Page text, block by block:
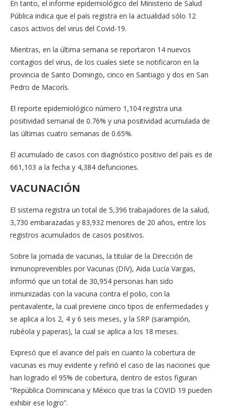
En tanto, el informe epidemiológico del Ministerio de Salud
Pública indica que el país registra en la actualidad sólo 12
casos activos del virus del Covid-19.
Mientras, en la última semana se reportaron 14 nuevos
contagios del virus, de los cuales siete se notificaron en la
provincia de Santo Domingo, cinco en Santiago y dos en San
Pedro de Macorís.
El reporte epidemiológico número 1,104 registra una
positividad semanal de 0.76% y una positividad acumulada de
las últimas cuatro semanas de 0.65%.
El acumulado de casos con diagnóstico positivo del país es de
661,103 a la fecha y 4,384 defunciones.
VACUNACIÓN
El sistema registra un total de 5,396 trabajadores de la salud,
3,730 embarazadas y 83,932 menores de 20 años, entre los
registros acumulados de casos positivos.
Sobre la jornada de vacunas, la titular de la Dirección de
Inmunoprevenibles por Vacunas (DIV), Aida Lucía Vargas,
informó que un total de 30,954 personas han sido
inmunizadas con la vacuna contra el polio, con la
pentavalente, la cual previene cinco tipos de enfermedades y
se aplica a los 2, 4 y 6 seis meses, y la SRP (sarampión,
rubéola y paperas), la cual se aplica a los 18 meses.
Expresó que el avance del país en cuanto la cobertura de
vacunas es muy evidente y refirió el caso de las naciones que
han logrado el 95% de cobertura, dentro de estos figuran
“República Dominicana y México que tras la COVID 19 pueden
exhibir ese logro”.